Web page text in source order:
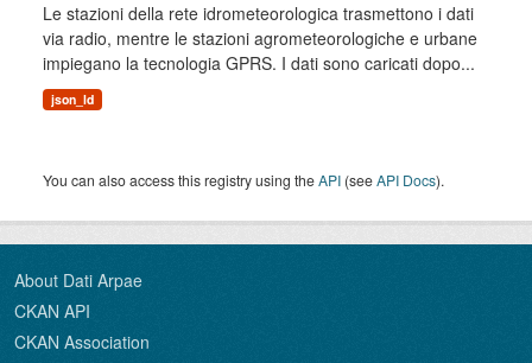
Le stazioni della rete idrometeorologica trasmettono i dati
via radio, mentre le stazioni agrometeorologiche e urbane
impiegano la tecnologia GPRS. I dati sono caricati dopo...
json_ld
You can also access this registry using theAPI (seeAPI Docs).
About Dati Arpae
CKAN API
CKAN Association